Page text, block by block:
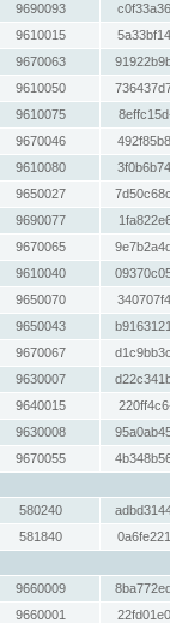
9690093
9610015
9670063
9610050
9610075
9670046
9610080
9650027
9690077
9670065
9610040
9650070
9650043
9670067
9630007
9640015
9630008
9670055
580240
581840
9660009
9660001